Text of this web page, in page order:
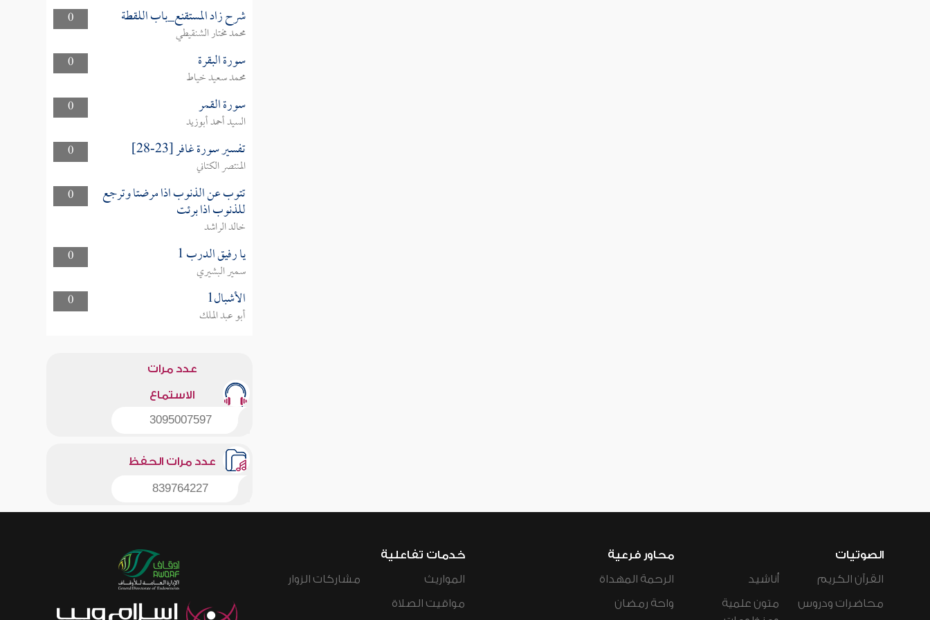
0 شرح زاد المستقنع_باب اللقطة
محمد مختار الشنقيطي
0
سورة البقرة
محمد سعيد خياط
0
سورة القمر
السيد أحمد أبوزيد
0
تفسير سورة غافر [23-28]
المنتصر الكتاني
0
تتوب عن الذنوب اذا مرضتا وترجع
للذنوب اذا برئت
خالد الراشد
0
يا رفيق الدرب 1
سمير البشيري
0
الأشبال1
أبو عبد الملك
عدد مرات
الاستماع
3095007597
عدد مرات الحفظ
839764227
الصوتيات
القرآن الكريم
محاضرات ودروس
أناشيد
متون علمية
محاور فرعية
الرحمة المهداة
واحة رمضان
خدمات تفاعلية
المواريث
مواقيت الصلاة
مشاركات الزوار